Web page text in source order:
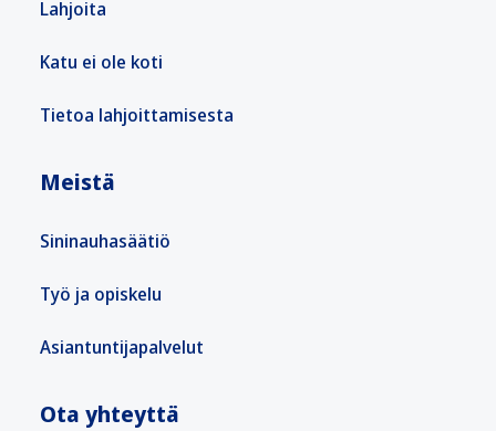
Lahjoita
Katu ei ole koti
Tietoa lahjoittamisesta
Meistä
Sininauhasäätiö
Työ ja opiskelu
Asiantuntijapalvelut
Ota yhteyttä